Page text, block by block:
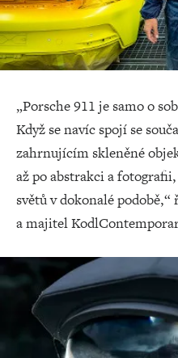
„Porsche 911 je samo o
Když se navíc spojí se
zahrnujícím skleněné
až po abstrakci a
světů v dokonalé
a majitel